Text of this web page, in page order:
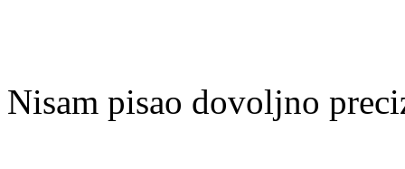
Nisam pisao dovoljno